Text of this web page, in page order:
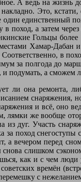
А ведь на жизнь
Это,
единственный
а затем
Гольцы более
Хамар-
в
за полгода до
и подумать, а сможем
ли она ремонта,
и всё, оно
лямки же вообще
дуг. Участь
за поход
а вечером перед
слишком
как и с чем
времён
с